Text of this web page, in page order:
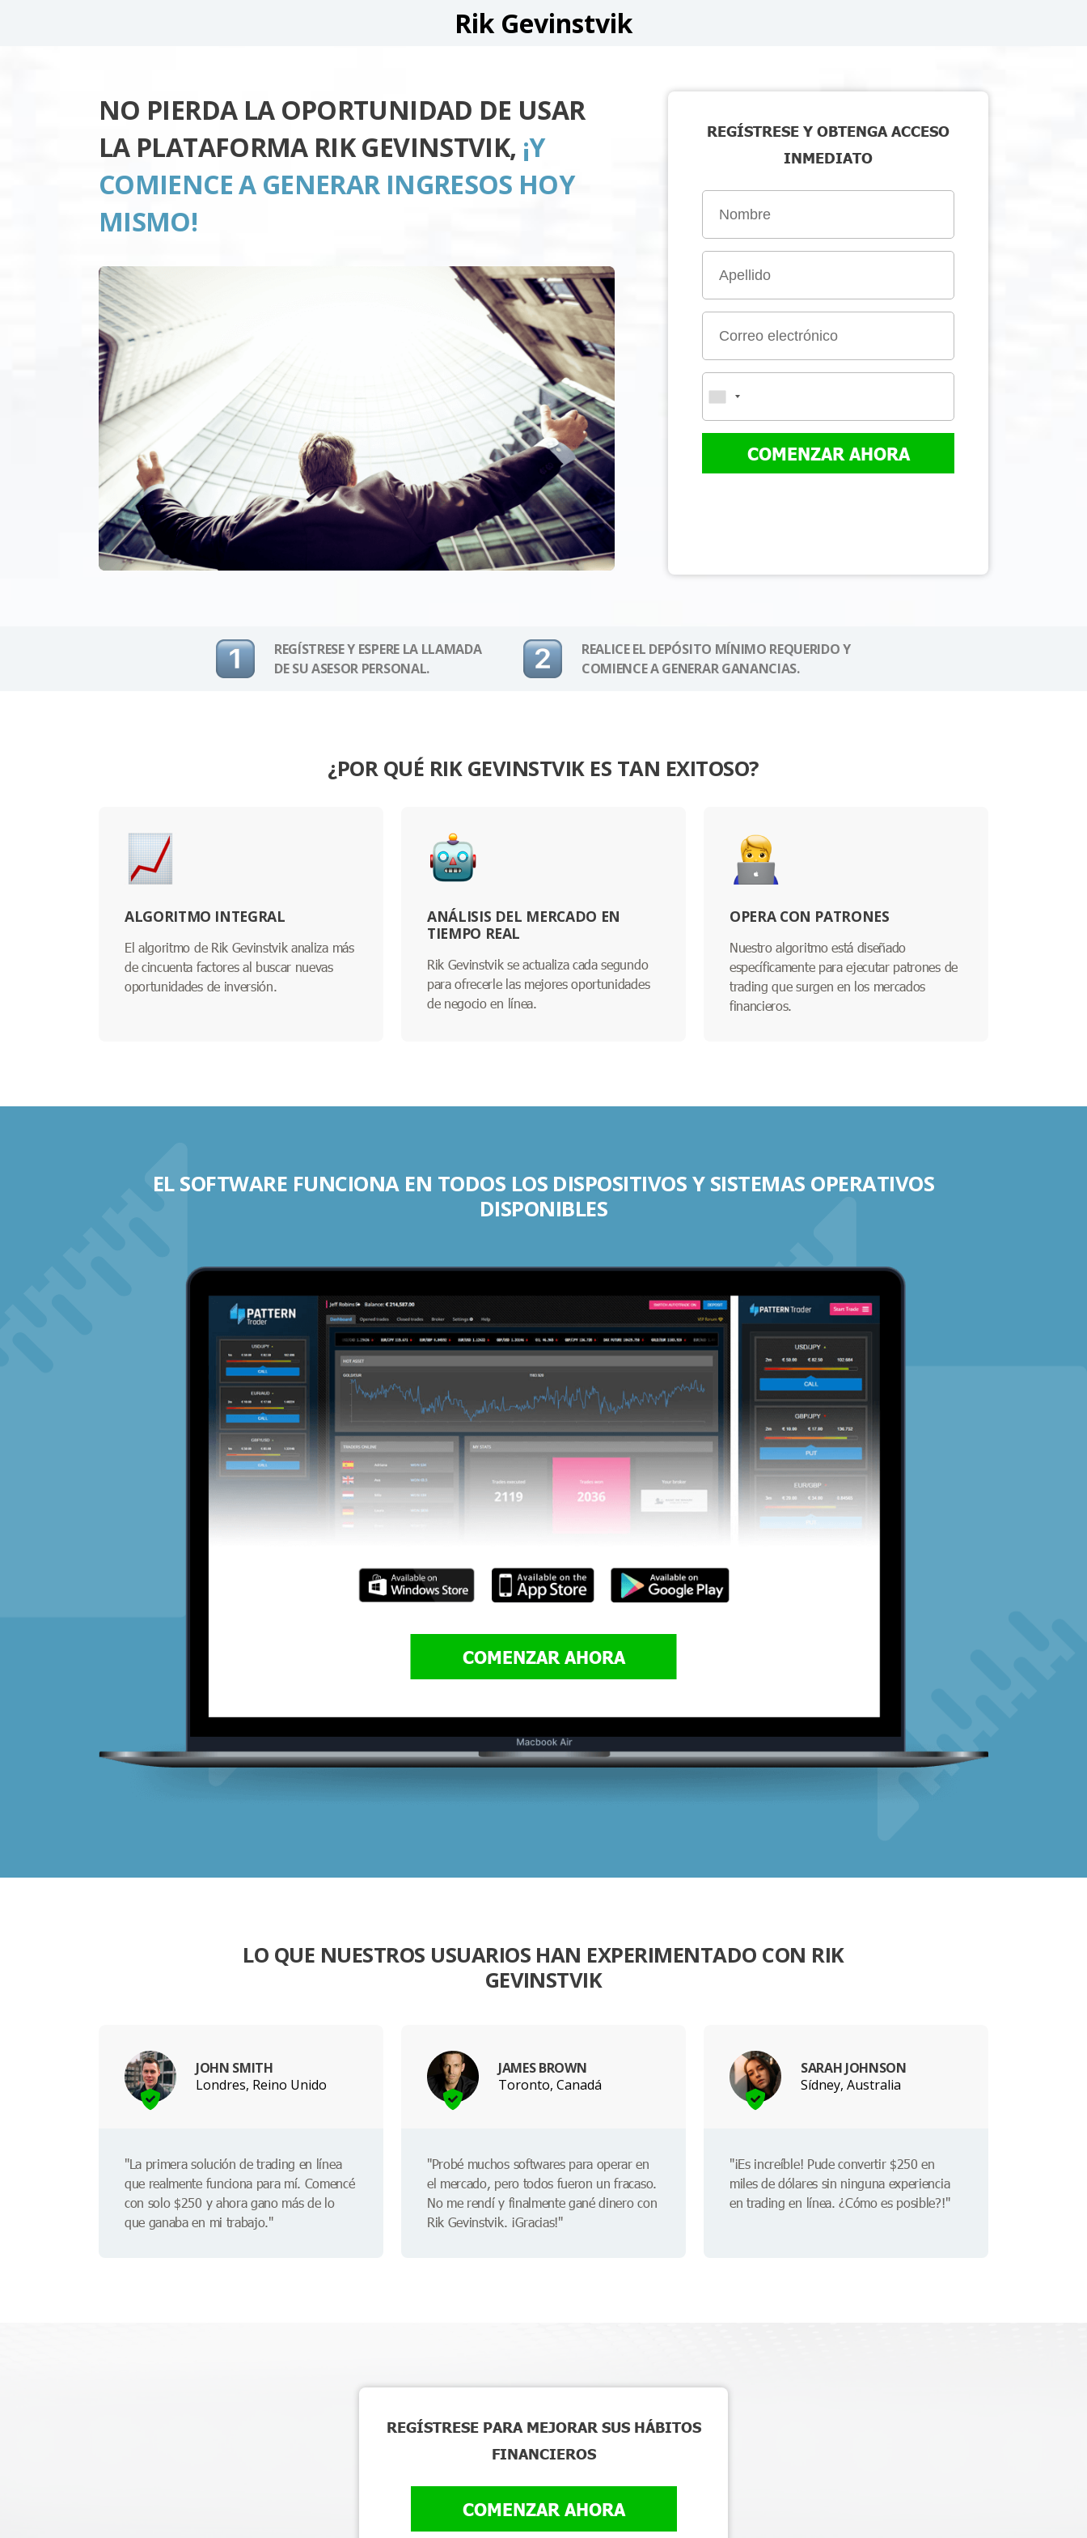
Rik Gevinstvik
NO PIERDA LA OPORTUNIDAD DE USAR
LA PLATAFORMA RIK GEVINSTVIK, ¡Y
COMIENCE A GENERAR INGRESOS HOY
MISMO!
REGÍSTRESE Y OBTENGA ACCESO
INMEDIATO
COMENZAR AHORA
REGÍSTRESE Y ESPERE LA LLAMADA
DE SU ASESOR PERSONAL.
REALICE EL DEPÓSITO MÍNIMO REQUERIDO Y
COMIENCE A GENERAR GANANCIAS.
¿POR QUÉ RIK GEVINSTVIK ES TAN EXITOSO?
ALGORITMO INTEGRAL
El algoritmo de Rik Gevinstvik analiza más
de cincuenta factores al buscar nuevas
oportunidades de inversión.
ANÁLISIS DEL MERCADO EN
TIEMPO REAL
Rik Gevinstvik se actualiza cada segundo
para ofrecerle las mejores oportunidades
de negocio en línea.
OPERA CON PATRONES
Nuestro algoritmo está diseñado
específicamente para ejecutar patrones de
trading que surgen en los mercados
financieros.
EL SOFTWARE FUNCIONA EN TODOS LOS DISPOSITIVOS Y SISTEMAS OPERATIVOS
DISPONIBLES
COMENZAR AHORA
LO QUE NUESTROS USUARIOS HAN EXPERIMENTADO CON RIK
GEVINSTVIK
JOHN SMITH
Londres, Reino Unido
"La primera solución de trading en línea
que realmente funciona para mí. Comencé
con solo $250 y ahora gano más de lo
que ganaba en mi trabajo."
JAMES BROWN
Toronto, Canadá
"Probé muchos softwares para operar en
el mercado, pero todos fueron un fracaso.
No me rendí y finalmente gané dinero con
Rik Gevinstvik. ¡Gracias!"
SARAH JOHNSON
Sídney, Australia
"¡Es increíble! Pude convertir $250 en
miles de dólares sin ninguna experiencia
en trading en línea. ¿Cómo es posible?!"
REGÍSTRESE PARA MEJORAR SUS HÁBITOS
FINANCIEROS
COMENZAR AHORA